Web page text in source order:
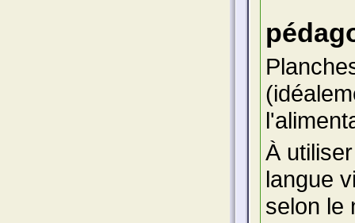
À
langue
selon le